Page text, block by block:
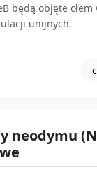
będą objęte cłem
unijnych.
neodymu